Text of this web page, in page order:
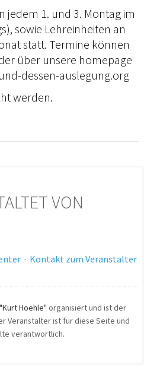
jedem 1. und 3. Montag im
sowie Lehreinheiten an
statt. Termine können
über unsere homepage
dessen-auslegung.org
werden.
VON
· Kontakt zum Veranstalter
"Kurt Hoehle" organisiert und ist der
Veranstalter ist für diese Seite und
verantwortlich.